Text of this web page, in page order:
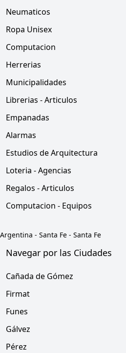
Neumaticos
Ropa Unisex
Computacion
Herrerias
Municipalidades
Librerias - Articulos
Empanadas
Alarmas
Estudios de Arquitectura
Loteria - Agencias
Regalos - Articulos
Computacion - Equipos
Argentina - Santa Fe - Santa Fe
Navegar por las Ciudades
Cañada de Gómez
Firmat
Funes
Gálvez
Pérez